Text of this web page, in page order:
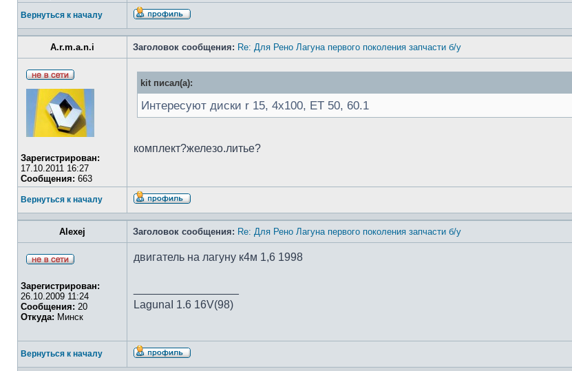
Вернуться к началу
A.r.m.a.n.i Заголовок сообщения: Re: Для Рено Лагуна первого поколения запчасти б/у
Зарегистрирован:
17.10.2011 16:27
Сообщения: 663
kit писал(а):
Интересуют диски r 15, 4х100, ЕТ 50, 60.1
комплект?железо.литье?
Вернуться к началу
Alexej Заголовок сообщения: Re: Для Рено Лагуна первого поколения запчасти б/у
Зарегистрирован:
26.10.2009 11:24
Сообщения: 20
Откуда: Минск
двигатель на лагуну к4м 1,6 1998
LagunaI 1.6 16V(98)
Вернуться к началу